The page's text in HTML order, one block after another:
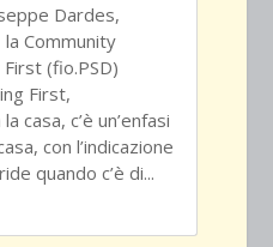
Dardes,
Community
(fio.PSD)
First,
casa, c’è un’enfasi
con l’indicazione
quando c’è di...